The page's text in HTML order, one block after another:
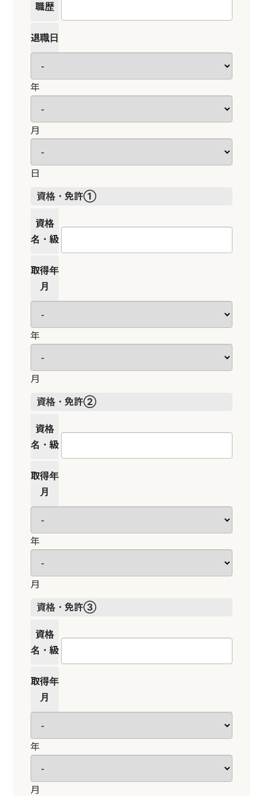
職歴
退職日
年
月
日
資格・免許①
資格
名・級
取得年
月
年
月
資格・免許②
資格
名・級
取得年
月
年
月
資格・免許③
資格
名・級
取得年
月
年
月